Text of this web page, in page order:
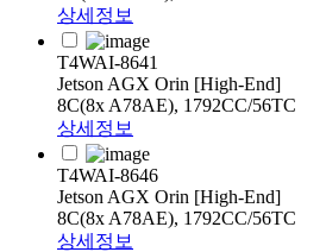
상세정보
T4WAI-8641
Jetson AGX Orin [High-End]
8C(8x A78AE), 1792CC/56TC
상세정보
T4WAI-8646
Jetson AGX Orin [High-End]
8C(8x A78AE), 1792CC/56TC
상세정보